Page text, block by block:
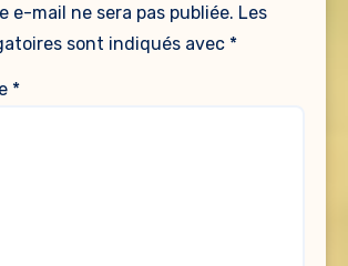
e-mail ne sera pas publiée. Les
sont indiqués avec *
*